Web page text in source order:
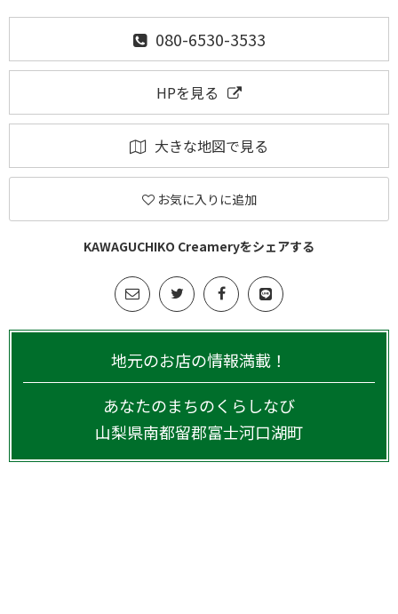
080-6530-3533
HPを見る
大きな地図で見る
お気に入りに追加
KAWAGUCHIKO Creameryをシェアする
地元のお店の情報満載！
あなたのまちのくらしなび
山梨県南都留郡富士河口湖町